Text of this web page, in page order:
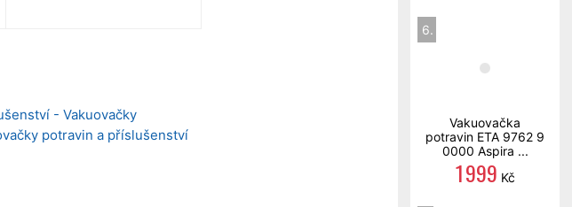
- Vakuovačky
potravin a příslušenství
6.
Vakuovačka
potravin ETA 9762 9
0000 Aspira ...
1 999 Kč